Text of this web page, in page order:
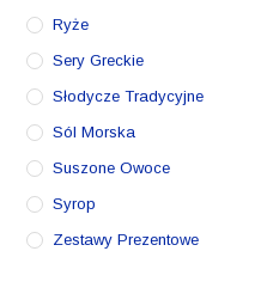
Ryże
Sery Greckie
Słodycze Tradycyjne
Sól Morska
Suszone Owoce
Syrop
Zestawy Prezentowe